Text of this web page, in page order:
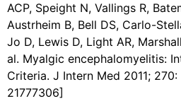
ACP, Speight N, Vallings R,
Austrheim B, Bell DS, Carlo-
Jo D, Lewis D, Light AR,
al. Myalgic encephalomyelitis:
Criteria. J Intern Med 2011;
21777306]